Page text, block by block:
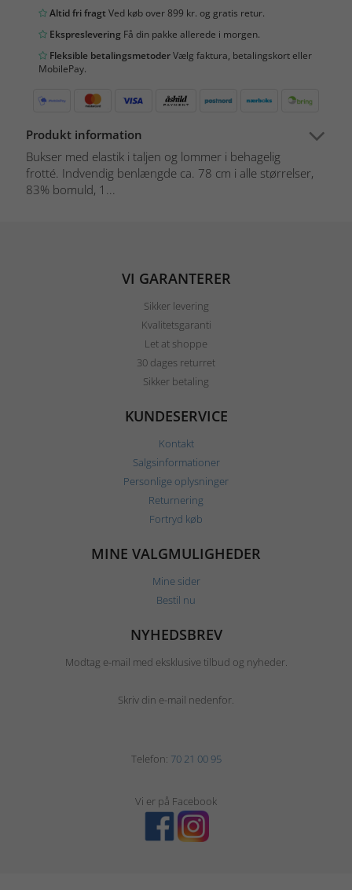
Altid fri fragtVed køb over 899 kr. og gratis retur.
Ekspreslevering Få din pakke allerede i morgen.
Fleksible betalingsmetoderVælg faktura, betalingskort eller
MobilePay.
Produkt information
Bukser med elastik i taljen og lommer i behagelig
frotté. Indvendig benlængde ca. 78 cm i alle størrelser,
83% bomuld, 1...
VI GARANTERER
Sikker levering
Kvalitetsgaranti
Let at shoppe
30 dages returret
Sikker betaling
KUNDESERVICE
Kontakt
Salgsinformationer
Personlige oplysninger
Returnering
Fortryd køb
MINE VALGMULIGHEDER
Mine sider
Bestil nu
NYHEDSBREV
Modtag e-mail med eksklusive tilbud og nyheder.
Skriv din e-mail nedenfor.
Telefon: 70 21 00 95
Vi er på Facebook